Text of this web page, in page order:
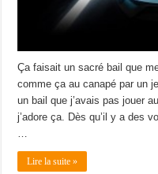
Ça faisait un sacré bail que
comme ça au canapé par un
un bail que j’avais pas jouer
j’adore ça. Dès qu’il y a des
…
Lire la suite »